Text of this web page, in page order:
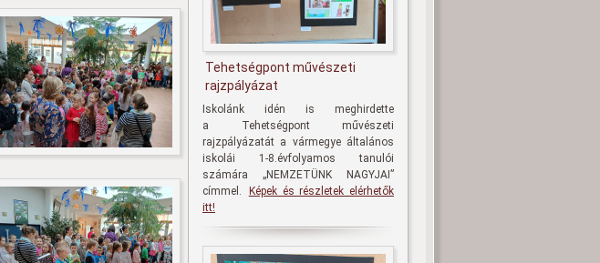
Tehetségpont művészeti
rajzpályázat
Iskolánk idén is meghirdette
a
Tehetségpont művészeti
rajzpályázatát a vármegye általános
iskolái 1-8.évfolyamos tanulói
számára „NEMZETÜNK NAGYJAI ”
címmel.
Képek és részletek elérhetők
itt!